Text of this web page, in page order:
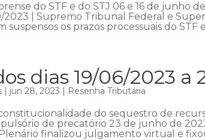
do STF e do STJ 06 e 16 de junho
2023 | Supremo Tribunal Federal e
suspensos os prazos processuais do STF
dias 19/06/2023 a
| jun 28, 2023 | Resenha Tributária
do sequestro de
de precatório 23 de junho de 2023
finalizou julgamento virtual e